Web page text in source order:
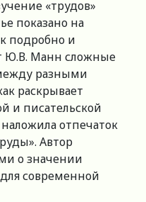
«трудов»
показано на
подробно и
Ю.В. Манн сложные
разными
раскрывает
и писательской
отпечаток
Автор
о значении
современной